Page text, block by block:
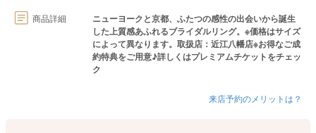
商品詳細
ニューヨークと京都、ふたつの感性の出会いから誕生
した上質感あふれるブライダルリング。※価格はサイズ
によって異なります。取扱店：近江八幡店※お得なご成
約特典をご用意♪詳しくはプレミアムチケットをチェッ
ク
来店予約のメリットは？